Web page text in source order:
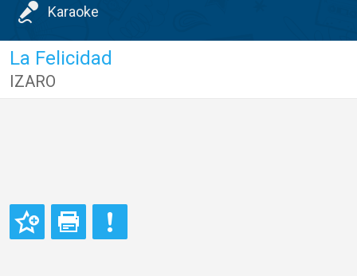
Karaoke
La Felicidad
IZARO